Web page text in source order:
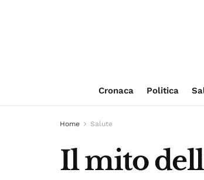
Cronaca Politica
Home Salute
Il mito